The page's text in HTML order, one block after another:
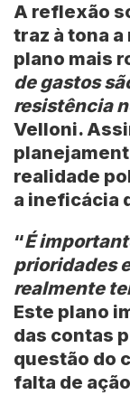
A reflexão
traz à tona
plano mais
de gastos
resistência
Velloni.
realidade
a ineficácia
“É
prioridades
realmente
Este plano
das contas
questão do
falta de